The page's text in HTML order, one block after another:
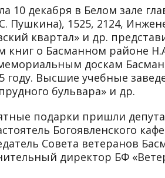
декабря в Белом зале
Пушкина), 1525, 2124,
квартал» и др.
книг о Басманном районе
доскам
Высшие учебные
бульвара» и др.
подарки пришли
Богоявленского
Совета ветеранов
директор БФ